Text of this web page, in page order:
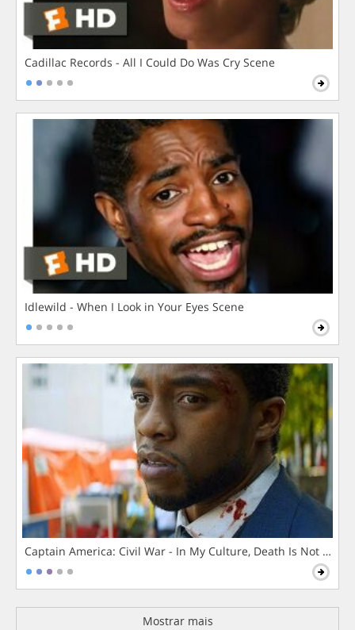
Cadillac Records - All I Could Do Was Cry Scene
Idlewild - When I Look in Your Eyes Scene
Captain America: Civil War - In My Culture, Death Is Not The
Mostrar mais